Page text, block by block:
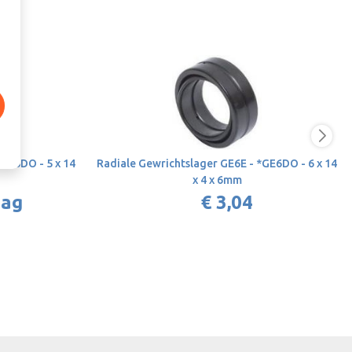
- 5 x 14
Radiale Gewrichtslager GE6E - *GE6DO - 6 x 14
x 4 x 6mm
€ 3,04